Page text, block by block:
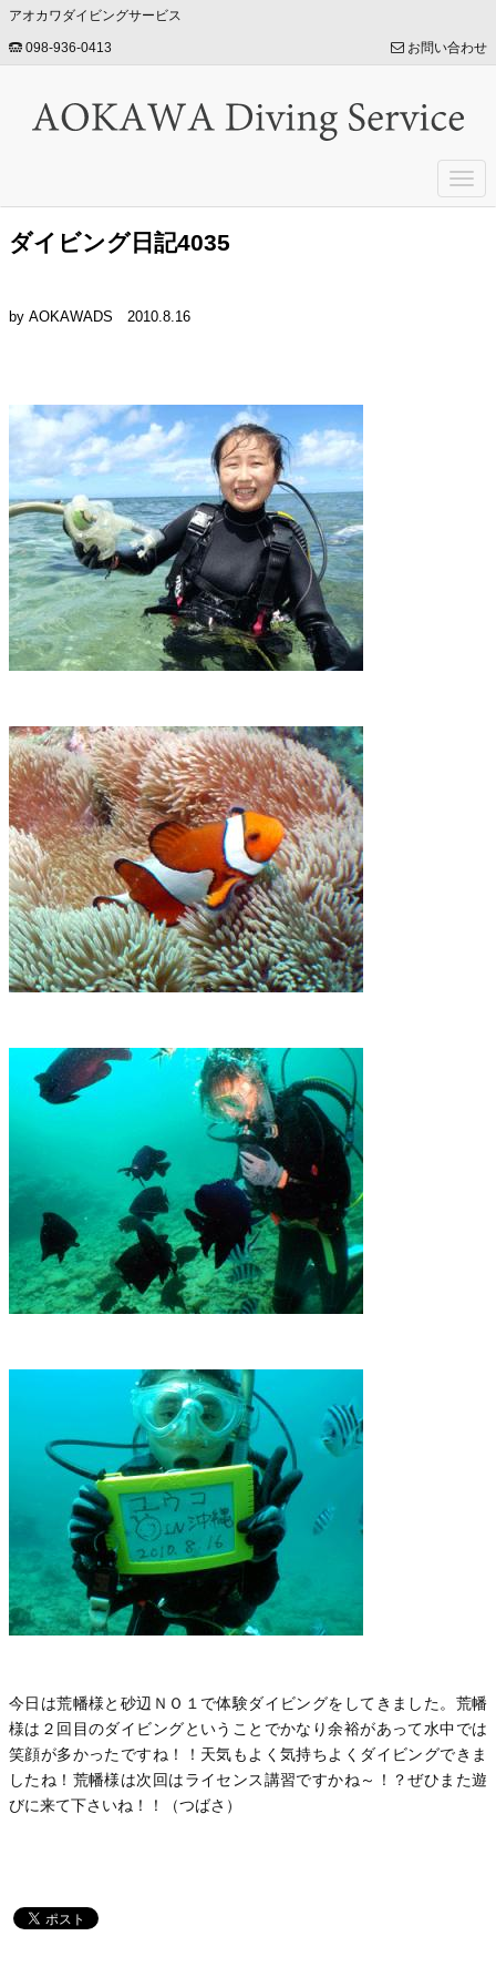
アオカワダイビングサービス
098-936-0413 お問い合わせ
ダイビング日記4035
by AOKAWADS 2010.8.16
今日は荒幡様と砂辺ＮＯ１で体験ダイビングをしてきました。荒幡
様は２回目のダイビングということでかなり余裕があって水中では
笑顔が多かったですね！！天気もよく気持ちよくダイビングできま
したね！荒幡様は次回はライセンス講習ですかね～！？ぜひまた遊
びに来て下さいね！！（つばさ）